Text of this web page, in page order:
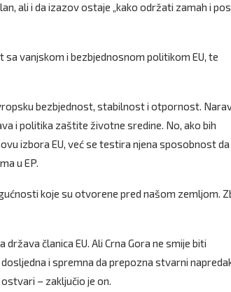
ali i da izazov ostaje „kako održati zamah i
vanjskom i bezbjednosnom politikom EU, te
bezbjednost, stabilnost i otpornost.
i politika zaštite životne sredine. No, ako bih
izbora EU, već se testira njena sposobnost da
u EP.
koje su otvorene pred našom zemljom.
članica EU. Ali Crna Gora ne smije biti
i spremna da prepozna stvarni
– zaključio je on.